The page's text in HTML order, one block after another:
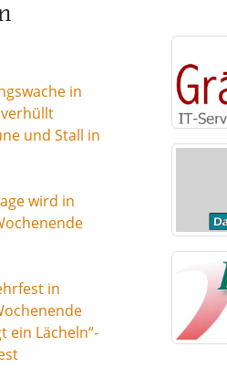
in
und Stall in
wird in
in
ein Lächeln“-